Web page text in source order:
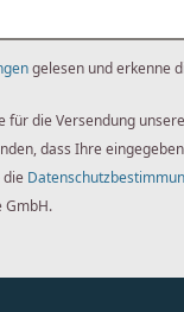
gelesen und erkenne
die Versendung
dass Ihre
die
GmbH.